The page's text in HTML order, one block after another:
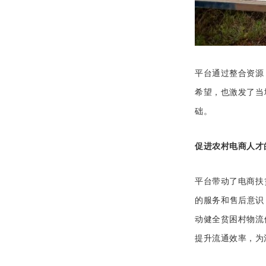
平台通过整合资
希望，也激发了
础。
促进农村电商人
平台带动了电商
的服务和售后意
动健全贫困村物
提升流通效率，